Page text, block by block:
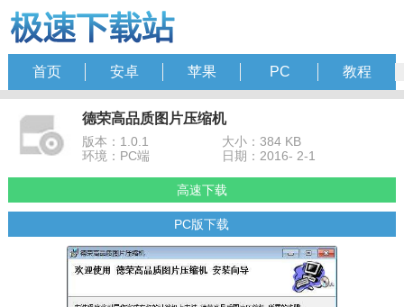
首页 安卓 苹果 PC 教程
德荣高品质图片压缩机
版本：1.0.1
大小：384 KB
环境：PC端
日期：2016- 2-1
高速下载
PC版下载